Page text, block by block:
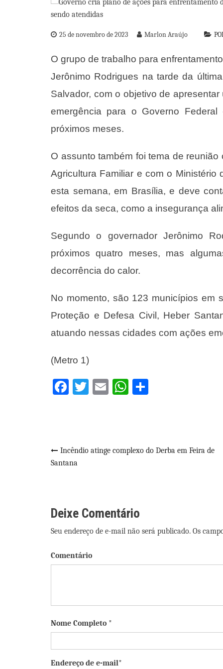
25 de novembro de 2023 Marlon Araújo
O grupo de trabalho para
Jerônimo Rodrigues na tarde da
Salvador, com o objetivo de
emergência para o Governo
próximos meses.
O assunto também foi tema de
Agricultura Familiar e com o
esta semana, em Brasília, e deve
efeitos da seca, como a insegurança
Segundo o governador Jerônimo
próximos quatro meses, mas
decorrência do calor.
No momento, são 123 municípios em
Proteção e Defesa Civil, Heber
atuando nessas cidades com ações
(Metro 1)
Facebook
Twitter
EmailWhatsApp
Navegação
Post
Incêndio atinge complexo do Derba em Feira de
Santana
Deixe Comentário
Seu endereço de e-mail não será publicado. Os
Comentário
Nome Completo *
Endereço de e-mail*